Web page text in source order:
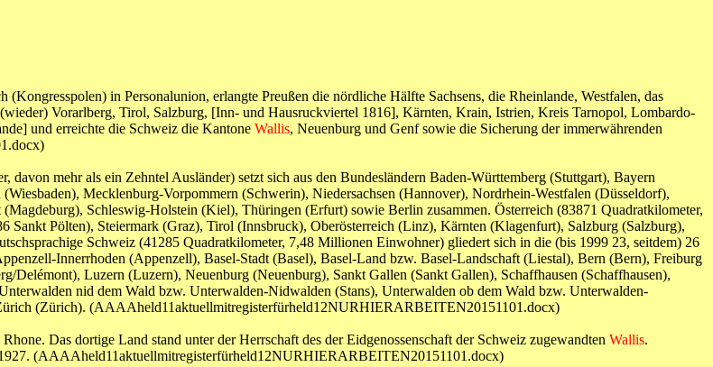
in Personalunion, erlangte Preußen die nördliche Hälfte Sachsens, die Rheinlande, Westfalen, das
Vorarlberg, Tirol, Salzburg, [Inn- und Hausruckviertel 1816], Kärnten, Krain, Istrien, Kreis Tarnopol, Lombardo-
und erreichte die Schweiz die Kantone Wallis, Neuenburg und Genf sowie die Sicherung der immerwährenden
mehr als ein Zehntel Ausländer) setzt sich aus den Bundesländern Baden-Württemberg (Stuttgart), Bayern
Mecklenburg-Vorpommern (Schwerin), Niedersachsen (Hannover), Nordrhein-Westfalen (Düsseldorf),
Schleswig-Holstein (Kiel), Thüringen (Erfurt) sowie Berlin zusammen. Österreich (83871 Quadratkilometer,
Sankt Pölten), Steiermark (Graz), Tirol (Innsbruck), Oberösterreich (Linz), Kärnten (Klagenfurt), Salzburg (Salzburg),
Schweiz (41285 Quadratkilometer, 7,48 Millionen Einwohner) gliedert sich in die (bis 1999 23, seitdem) 26
Innerrhoden (Appenzell), Basel-Stadt (Basel), Basel-Land bzw. Basel-Landschaft (Liestal), Bern (Bern), Freiburg
Delémont), Luzern (Luzern), Neuenburg (Neuenburg), Sankt Gallen (Sankt Gallen), Schaffhausen (Schaffhausen),
nid dem Wald bzw. Unterwalden-Nidwalden (Stans), Unterwalden ob dem Wald bzw. Unterwalden-
(Zürich). (AAAAheld11aktuellmitregisterfürheld12NURHIERARBEITEN20151101.docx)
Das dortige Land stand unter der Herrschaft des der Eidgenossenschaft der Schweiz zugewandten Wallis.
(AAAAheld11aktuellmitregisterfürheld12NURHIERARBEITEN20151101.docx)